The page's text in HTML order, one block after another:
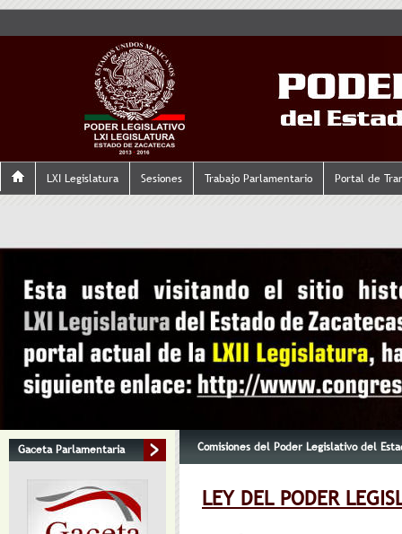
LXI Legislatura Sesiones Trabajo Parlamentario Portal de
Gaceta Parlamentaria Comisiones del Poder Legislativo del
LEY DEL PODER